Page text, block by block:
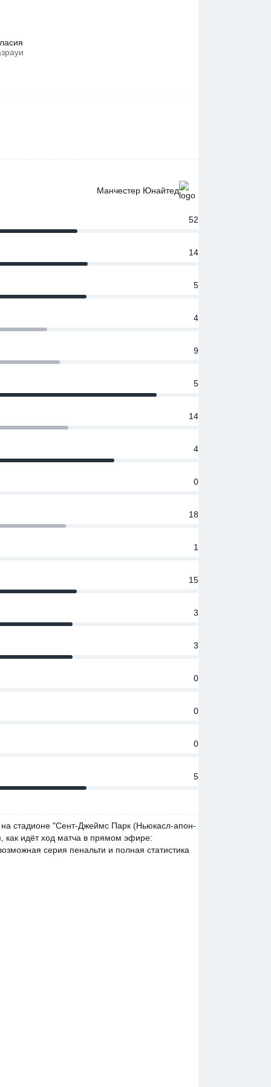
Манчестер Юнайтед
52
14
5
4
9
5
14
4
0
18
1
15
3
3
0
0
0
5
стадионе "Сент-Джеймс Парк (Ньюкасл-апон-
идёт ход матча в прямом эфире:
серия пенальти и полная статистика